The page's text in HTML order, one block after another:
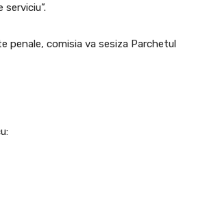
penale, comisia va sesiza Parchetul